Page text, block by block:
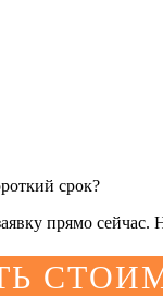
срок?
прямо сейчас.